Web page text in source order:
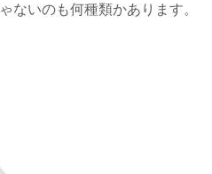
ないのも何種類かあります。